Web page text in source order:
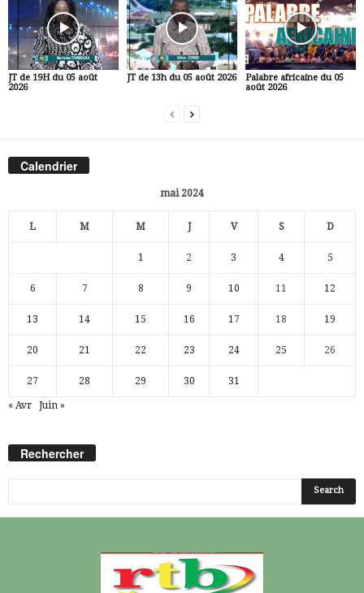
JT de 19H du 05 août
2026
JT de 13h du 05 août 2026
Palabre africaine du 05
août 2026
Calendrier
mai 2024
L M M J V S D
1 2 3 4 5
6 7 8 9 10 11 12
13 14 15 16 17 18 19
20 21 22 23 24 25 26
27 28 29 30 31
« Avr Juin »
Rechercher